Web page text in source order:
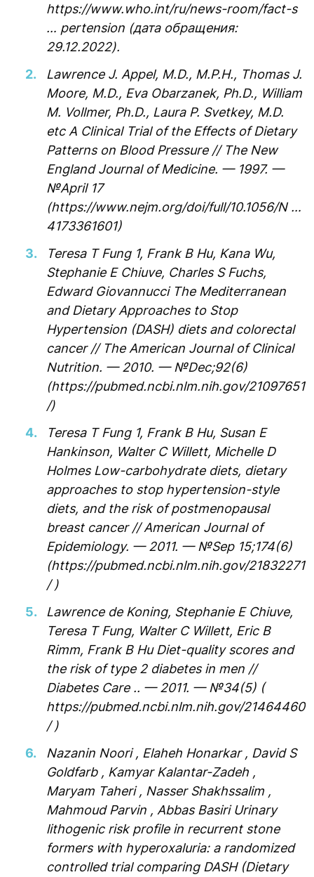
https://www.who.int/ru/news-room/fact-s
… pertension (дата обращения:
29.12.2022).
Lawrence J. Appel, M.D., M.P.H., Thomas J.
Moore, M.D., Eva Obarzanek, Ph.D., William
M. Vollmer, Ph.D., Laura P. Svetkey, M.D.
etc A Clinical Trial of the Effects of Dietary
Patterns on Blood Pressure // The New
England Journal of Medicine. — 1997. —
№April 17
(https://www.nejm.org/doi/full/10.1056/N …
4173361601)
Teresa T Fung 1, Frank B Hu, Kana Wu,
Stephanie E Chiuve, Charles S Fuchs,
Edward Giovannucci The Mediterranean
and Dietary Approaches to Stop
Hypertension (DASH) diets and colorectal
cancer // The American Journal of Clinical
Nutrition. — 2010. — №Dec;92(6)
(https://pubmed.ncbi.nlm.nih.gov/21097651
/)
Teresa T Fung 1, Frank B Hu, Susan E
Hankinson, Walter C Willett, Michelle D
Holmes Low-carbohydrate diets, dietary
approaches to stop hypertension-style
diets, and the risk of postmenopausal
breast cancer // American Journal of
Epidemiology. — 2011. — №Sep 15;174(6)
(https://pubmed.ncbi.nlm.nih.gov/21832271
/ )
Lawrence de Koning, Stephanie E Chiuve,
Teresa T Fung, Walter C Willett, Eric B
Rimm, Frank B Hu Diet-quality scores and
the risk of type 2 diabetes in men //
Diabetes Care .. — 2011. — №34(5) (
https://pubmed.ncbi.nlm.nih.gov/21464460
/ )
Nazanin Noori , Elaheh Honarkar , David S
Goldfarb , Kamyar Kalantar-Zadeh ,
Maryam Taheri , Nasser Shakhssalim ,
Mahmoud Parvin , Abbas Basiri Urinary
lithogenic risk profile in recurrent stone
formers with hyperoxaluria: a randomized
controlled trial comparing DASH (Dietary